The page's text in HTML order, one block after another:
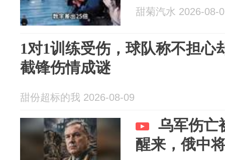
甜菊汽水 2026-08-
1对1训练受伤，球队称不担心
截锋伤情成谜
甜份超标的我 2026-08-09
乌军伤亡
醒来，俄中